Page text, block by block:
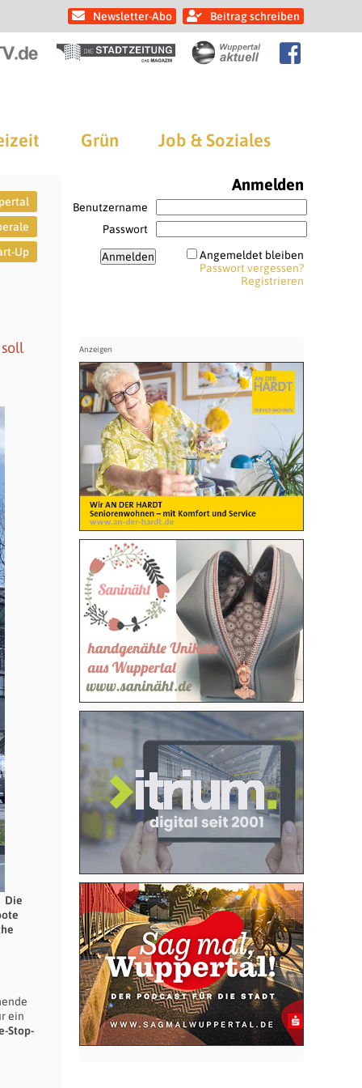
Newsletter-Abo Beitrag schreiben
Grün Job & Soziales
Up
Die
ein
Stop-
Anmelden
Benutzername
Passwort
Angemeldet bleiben
Passwort vergessen?
Registrieren